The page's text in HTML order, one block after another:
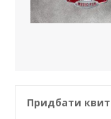
Придбати